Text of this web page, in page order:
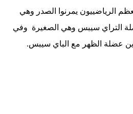
الرياضييون يمرنوا الصدر وهي
التراي سيبس وهي الصغيرة وفي
عضلة الظهر مع الباي سيبس.